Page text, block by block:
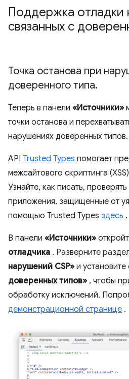
Поддержка отладки
связанных с
Точка останова при
доверенного типа.
Теперь в панели «Источники»
точки останова и
нарушениях доверенных типов.
API Trusted Types помогает
межсайтового скриптинга
Узнайте, как писать,
приложения, защищенные от
помощью Trusted Types здесь .
В панели «Источники»
отладчика . Разверните
нарушений CSP» и
доверенных типов» , чтобы
обработку исключений.
демонстрационной странице .